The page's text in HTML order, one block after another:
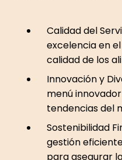
Calidad del
excelencia en
calidad de los
Innovación y
menú
tendencias del
Sostenibilidad
gestión
para asegurar